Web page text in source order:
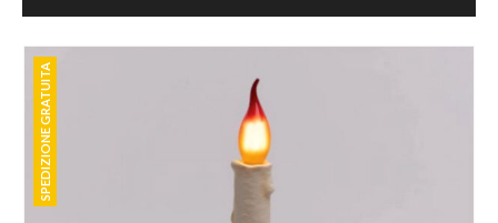
SPEDIZIONE GRATUITA
SPEDIZIONE GRATUITA